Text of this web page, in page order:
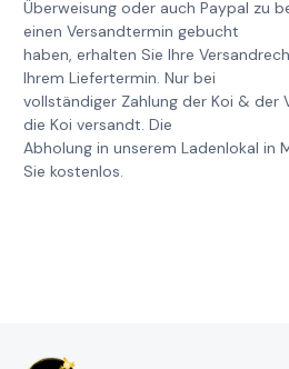
Überweisung oder auch Paypal zu
einen Versandtermin gebucht
haben, erhalten Sie Ihre
Ihrem Liefertermin. Nur bei
vollständiger Zahlung der Koi & der
die Koi versandt. Die
Abholung in unserem Ladenlokal in
Sie kostenlos.